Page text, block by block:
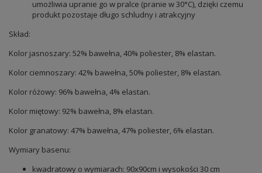
umożliwia upranie go w pralce (pranie w 30°C), dzięki czemu
produkt pozostaje długo schludny i atrakcyjny
Skład:
Kolor jasnoszary: 52% bawełna, 40% poliester, 8% elastan.
Kolor ciemnoszary: 42% bawełna, 50% poliester, 8% elastan.
Kolor różowy: 96% bawełna, 4% elastan.
Kolor miętowy: 92% bawełna, 8% elastan.
Kolor granatowy: 47% bawełna, 47% poliester, 6% elastan.
Wymiary basenu:
kwadratowy o wymiarach: 90x90cm i wysokości 30 cm